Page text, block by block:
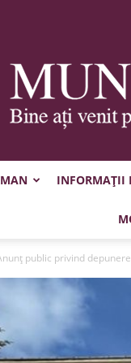
INFORMAȚII
public privind